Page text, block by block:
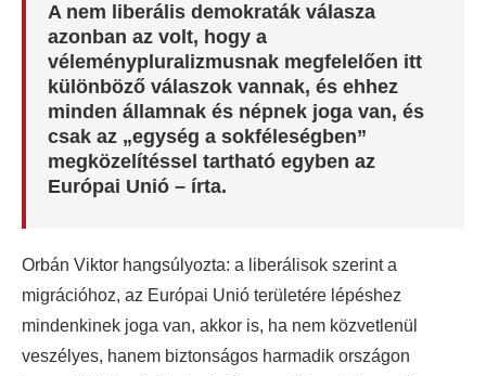
A nem liberális demokraták válasza
azonban az volt, hogy a
véleménypluralizmusnak megfelelően itt
különböző válaszok vannak, és ehhez
minden államnak és népnek joga van, és
csak az „egység a sokféleségben”
megközelítéssel tartható egyben az
Európai Unió – írta.
Orbán Viktor hangsúlyozta: a liberálisok szerint a
migrációhoz, az Európai Unió területére lépéshez
mindenkinek joga van, akkor is, ha nem közvetlenül
veszélyes, hanem biztonságos harmadik országon